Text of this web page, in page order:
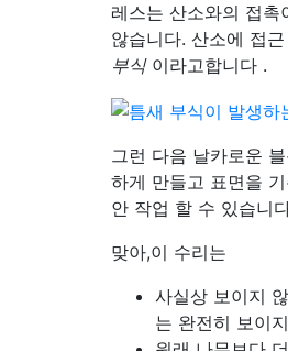
레스는 산소와의 접
않습니다. 산소에 접
부식이라고합니다 .
그런 다음 날카로운
하게 만들고 표면을
안 작업 할 수 있습니
맞아,이 수리는
사실상 보이지
는 완전히 보이